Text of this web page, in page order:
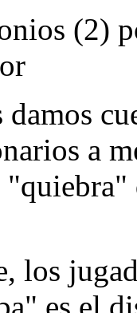
(2)
a
los
es el